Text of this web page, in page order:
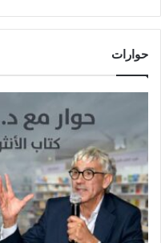
حوارات